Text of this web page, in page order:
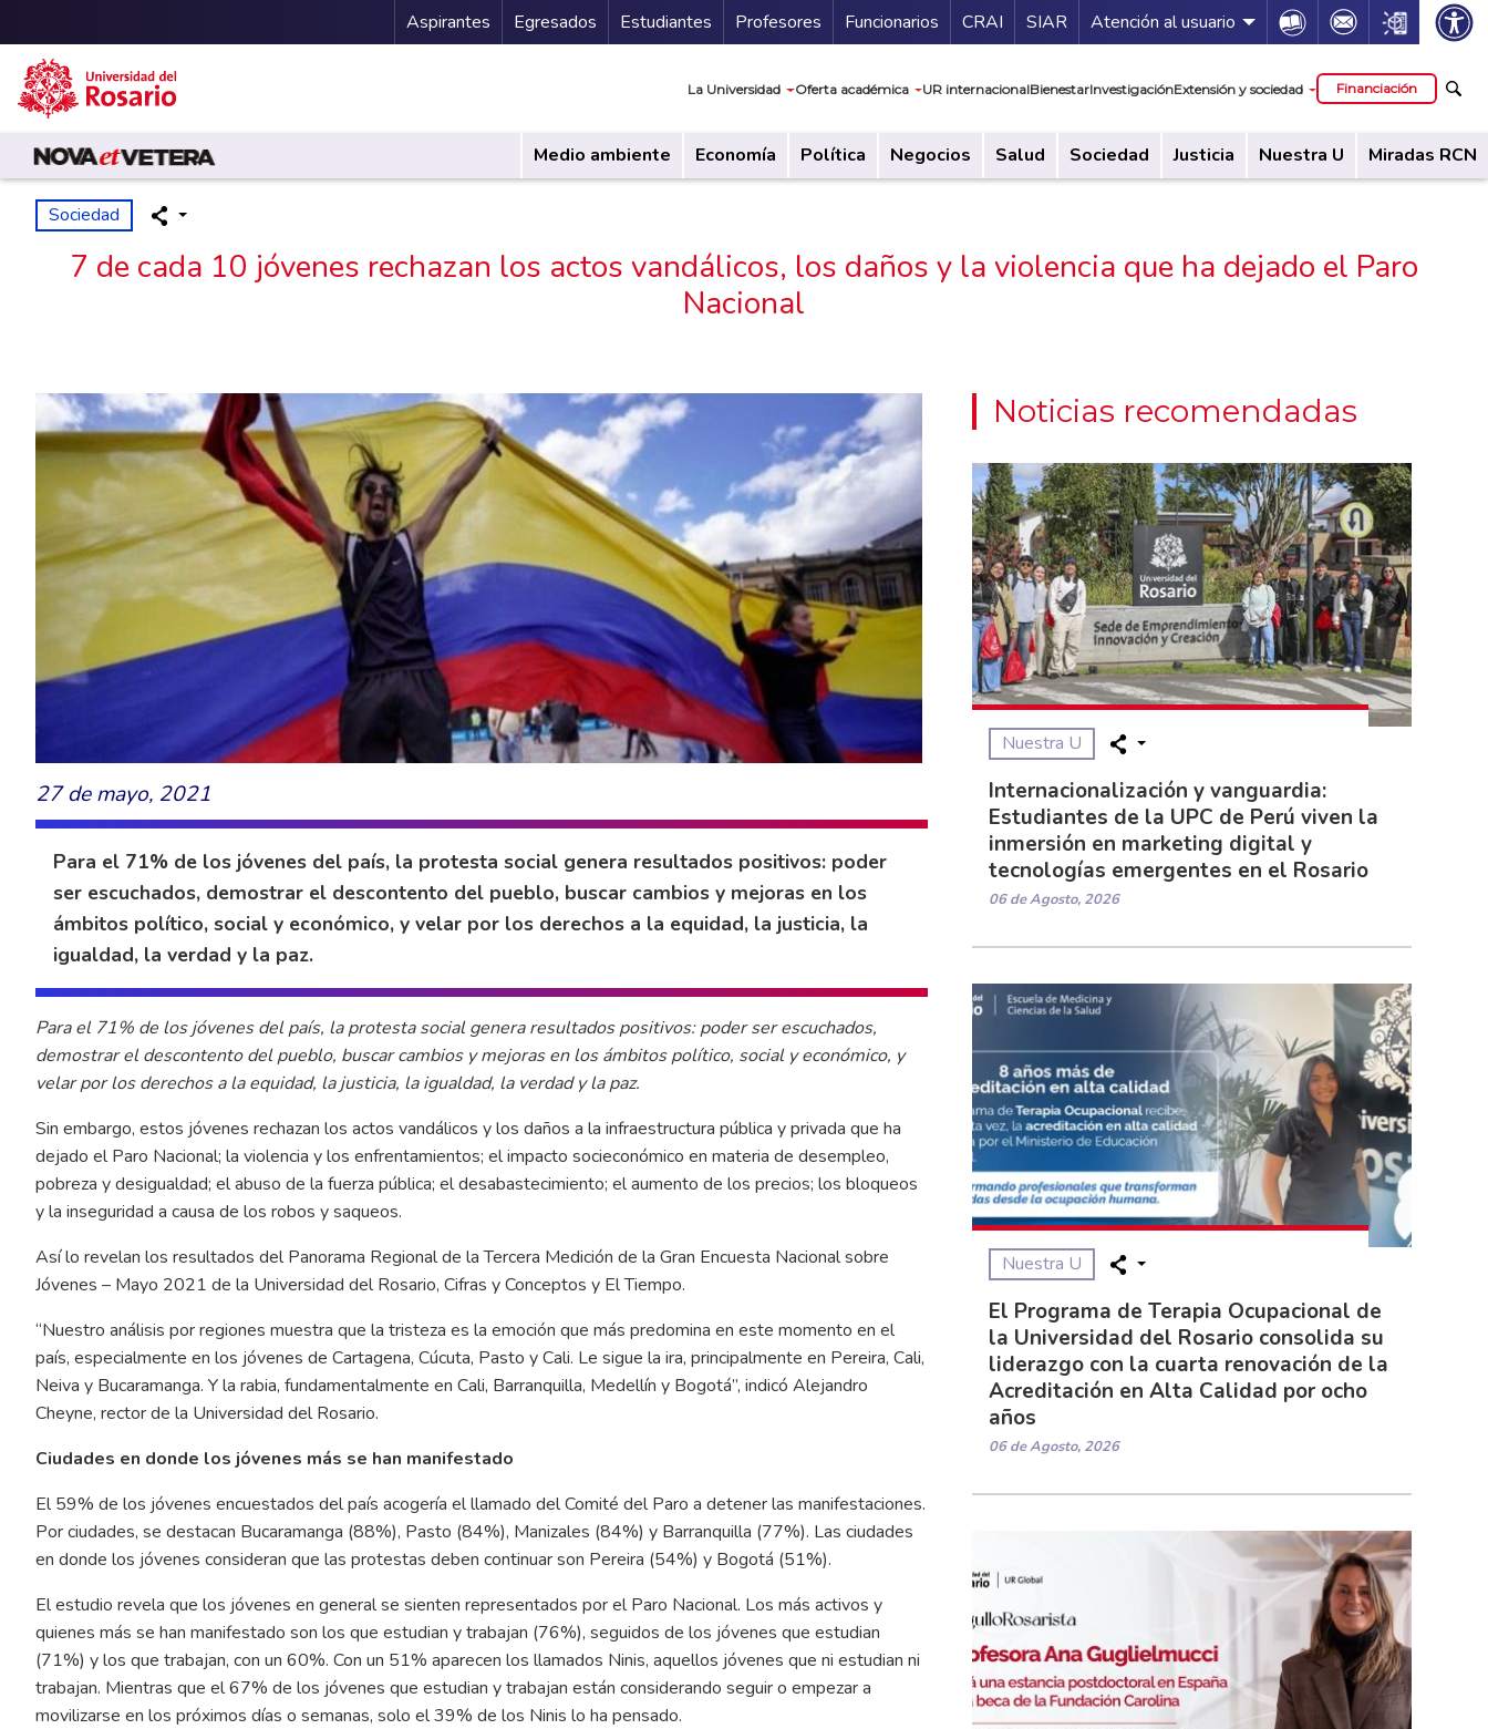
Pasar al contenido principal
Menu Secundario
Aspirantes Egresados Estudiantes Profesores Funcionarios Guía de servicios
CRAI SIAR Atención al usuario Icon Icon Icon
La Universidad Oferta académica UR internacionalBienestarInvestigaciónExtensión y sociedad Financiación
Medio ambiente Economía Política Negocios Salud Sociedad Justicia Nuestra U Miradas RCN
Sociedad
7 de cada 10 jóvenes rechazan los actos vandálicos, los daños y la violencia que ha dejado el Paro
Nacional
27 de mayo, 2021
Para el 71% de los jóvenes del país, la protesta social genera resultados positivos: poder
ser escuchados, demostrar el descontento del pueblo, buscar cambios y mejoras en los
ámbitos político, social y económico, y velar por los derechos a la equidad, la justicia, la
igualdad, la verdad y la paz.
Para el 71% de los jóvenes del país, la protesta social genera resultados positivos: poder ser escuchados,
demostrar el descontento del pueblo, buscar cambios y mejoras en los ámbitos político, social y económico, y
velar por los derechos a la equidad, la justicia, la igualdad, la verdad y la paz.
Sin embargo, estos jóvenes rechazan los actos vandálicos y los daños a la infraestructura pública y privada que ha
dejado el Paro Nacional; la violencia y los enfrentamientos; el impacto socieconómico en materia de desempleo,
pobreza y desigualdad; el abuso de la fuerza pública; el desabastecimiento; el aumento de los precios; los bloqueos
y la inseguridad a causa de los robos y saqueos.
Así lo revelan los resultados del Panorama Regional de la Tercera Medición de la Gran Encuesta Nacional sobre
Jóvenes – Mayo 2021 de la Universidad del Rosario, Cifras y Conceptos y El Tiempo.
“Nuestro análisis por regiones muestra que la tristeza es la emoción que más predomina en este momento en el
país, especialmente en los jóvenes de Cartagena, Cúcuta, Pasto y Cali. Le sigue la ira, principalmente en Pereira, Cali,
Neiva y Bucaramanga. Y la rabia, fundamentalmente en Cali, Barranquilla, Medellín y Bogotá”, indicó Alejandro
Cheyne, rector de la Universidad del Rosario.
Ciudades en donde los jóvenes más se han manifestado
El 59% de los jóvenes encuestados del país acogería el llamado del Comité del Paro a detener las manifestaciones.
Por ciudades, se destacan Bucaramanga (88%), Pasto (84%), Manizales (84%) y Barranquilla (77%). Las ciudades
en donde los jóvenes consideran que las protestas deben continuar son Pereira (54%) y Bogotá (51%).
El estudio revela que los jóvenes en general se sienten representados por el Paro Nacional. Los más activos y
quienes más se han manifestado son los que estudian y trabajan (76%), seguidos de los jóvenes que estudian
(71%) y los que trabajan, con un 60%. Con un 51% aparecen los llamados Ninis, aquellos jóvenes que ni estudian ni
trabajan. Mientras que el 67% de los jóvenes que estudian y trabajan están considerando seguir o empezar a
movilizarse en los próximos días o semanas, solo el 39% de los Ninis lo ha pensado.
Noticias recomendadas
Nuestra U
Internacionalización y vanguardia:
Estudiantes de la UPC de Perú viven la
inmersión en marketing digital y
tecnologías emergentes en el Rosario
06 de Agosto, 2026
Nuestra U
El Programa de Terapia Ocupacional de
la Universidad del Rosario consolida su
liderazgo con la cuarta renovación de la
Acreditación en Alta Calidad por ocho
años
06 de Agosto, 2026